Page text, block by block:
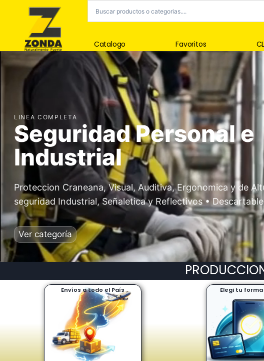
Catalogo Favoritos
NOVEDADES
Tiempo Libre y
Bolsos Estancos y Mochilas • Termos, Mates, botellas y
Carpas, Gazebos y bolsas de dormir • Accesorios de 4x4
Ver categoría
Envíos a todo el País Elegi tu